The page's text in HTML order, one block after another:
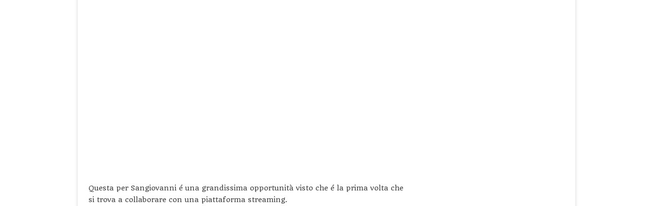
Questa per Sangiovanni é una grandissima opportunità visto che é la prima volta che
si trova a collaborare con una piattaforma streaming.